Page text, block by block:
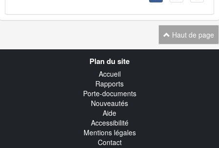
Haut de page
Plan du site
Accueil
Rapports
Porte-documents
Nouveautés
Aide
Accessibilité
Mentions légales
Contact